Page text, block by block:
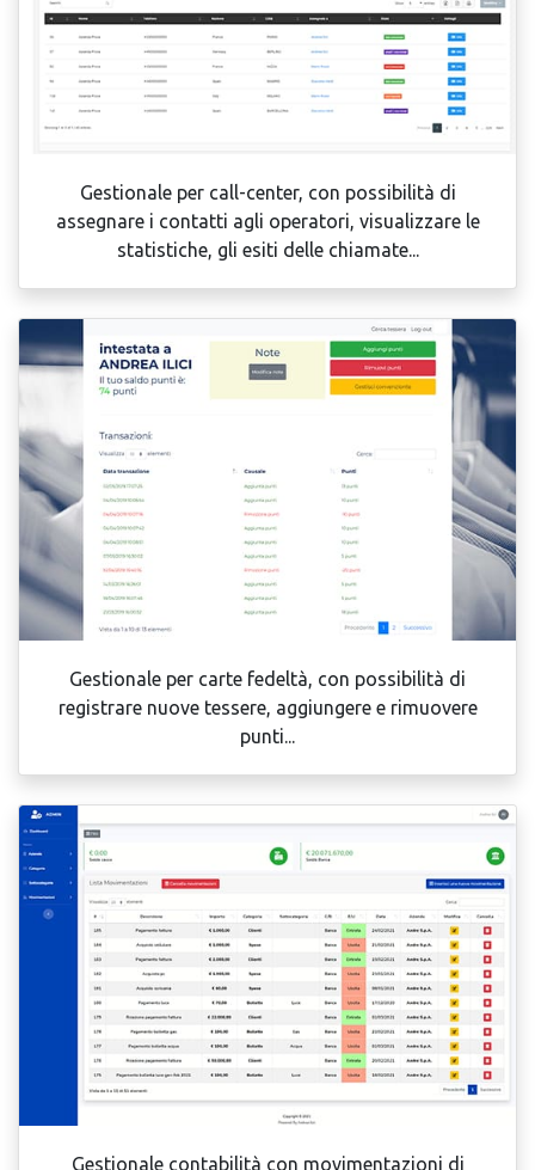
Gestionale per call-center, con possibilità di
assegnare i contatti agli operatori, visualizzare le
statistiche, gli esiti delle chiamate...
Gestionale per carte fedeltà, con possibilità di
registrare nuove tessere, aggiungere e rimuovere
punti...
Gestionale contabilità con movimentazioni di